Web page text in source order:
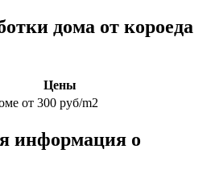
дома от короеда
Цены
от 300 руб/m2
информация о